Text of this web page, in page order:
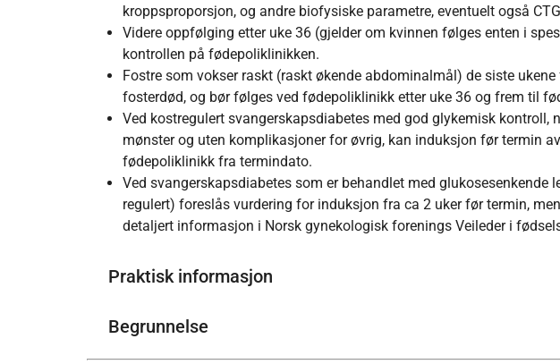
kroppsproporsjon, og andre biofysiske parametre, eventuelt også
Videre oppfølging etter uke 36 (gjelder om kvinnen følges enten i
kontrollen på fødepoliklinikken.
Fostre som vokser raskt (raskt økende abdominalmål) de siste
fosterdød, og bør følges ved fødepoliklinikk etter uke 36 og frem til
Ved kostregulert svangerskapsdiabetes med god glykemisk kontroll,
mønster og uten komplikasjoner for øvrig, kan induksjon før termin
fødepoliklinikk fra termindato.
Ved svangerskapsdiabetes som er behandlet med glukosesenkende
regulert) foreslås vurdering for induksjon fra ca 2 uker før termin,
detaljert informasjon i Norsk gynekologisk forenings Veileder i
Praktisk informasjon
Begrunnelse